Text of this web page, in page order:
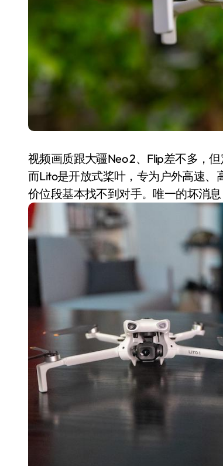
维修店最怕的“作死”操作
实测索尼黑科技：能降温
视频画质跟大疆Neo 2、Flip差不多，
而Lito是开放式桨叶，专为户外高速
价位段基本找不到对手。唯一的坏消